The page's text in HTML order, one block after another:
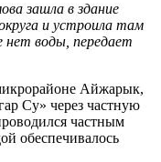
зашла в здание
и устроила там
нет воды, передает
Айжарык,
Су» через частную
частным
обеспечивалось